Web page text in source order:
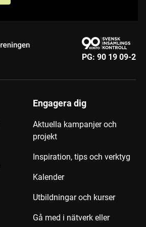
PG: 90 19 09-2
Engagera dig
Aktuella kampanjer och
projekt
Inspiration, tips och verktyg
Kalender
Utbildningar och kurser
Gå med i nätverk eller